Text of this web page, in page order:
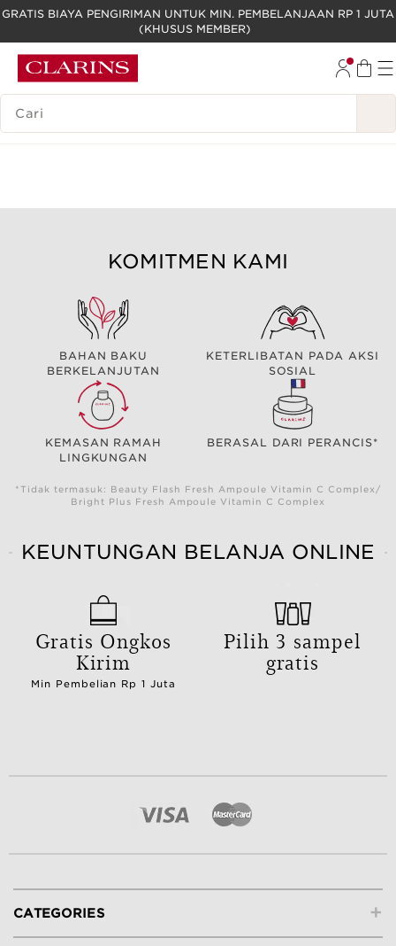
LEWATI KE KONTEN
GO TO FOOTER
GRATIS BIAYA PENGIRIMAN UNTUK MIN. PEMBELANJAAN RP 1 JUTA
(KHUSUS MEMBER)
LEGENDA PENCARIAN
KOMITMEN KAMI
BAHAN BAKU
BERKELANJUTAN
KETERLIBATAN PADA AKSI
SOSIAL
KEMASAN RAMAH
LINGKUNGAN
BERASAL DARI PERANCIS*
*Tidak termasuk: Beauty Flash Fresh Ampoule Vitamin C Complex/
Bright Plus Fresh Ampoule Vitamin C Complex
KEUNTUNGAN BELANJA ONLINE
Gratis Ongkos
Kirim
Min Pembelian Rp 1 Juta
Pilih 3 sampel
gratis
+
CATEGORIES